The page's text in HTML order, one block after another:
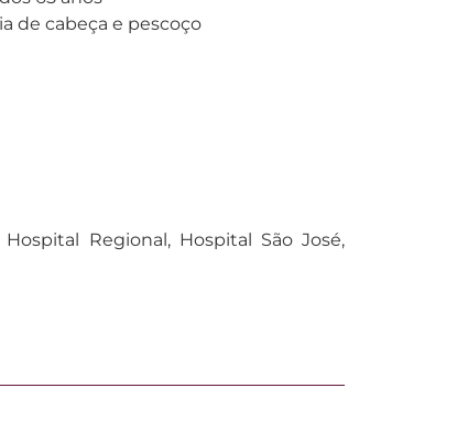
de cabeça e pescoço
Regional, Hospital São José,